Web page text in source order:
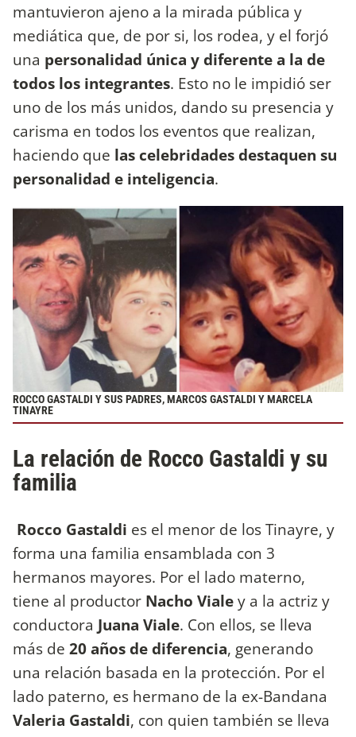
mantuvieron ajeno a la mirada pública y
mediática que, de por si, los rodea, y el forjó
una personalidad única y diferente a la de
todos los integrantes. Esto no le impidió ser
uno de los más unidos, dando su presencia y
carisma en todos los eventos que realizan,
haciendo que las celebridades destaquen su
personalidad e inteligencia.
ROCCO GASTALDI Y SUS PADRES, MARCOS GASTALDI Y MARCELA
TINAYRE
La relación de Rocco Gastaldi y su
familia
Rocco Gastaldi es el menor de los Tinayre, y
forma una familia ensamblada con 3
hermanos mayores. Por el lado materno,
tiene al productor Nacho Vialey a la actriz y
conductora Juana Viale. Con ellos, se lleva
más de 20 años de diferencia, generando
una relación basada en la protección. Por el
lado paterno, es hermano de la ex-Bandana
Valeria Gastaldi, con quien también se lleva